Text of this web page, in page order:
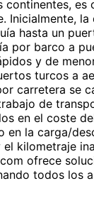
es
Inicialmente,
hasta un
por barco a
y de
turcos a
carretera se
de
en el coste
la carga/
kilometraje
ofrece
todos los